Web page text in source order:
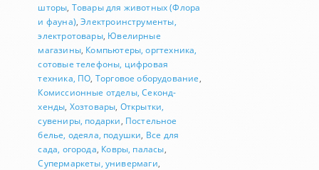
шторы, Товары для животных (Флора
и фауна),Электроинструменты,
электротовары, Ювелирные
магазины, Компьютеры, оргтехника,
сотовые телефоны, цифровая
техника, ПО, Торговое оборудование,
Комиссионные отделы, Секонд-
хенды, Хозтовары, Открытки,
сувениры, подарки, Постельное
белье, одеяла, подушки, Все для
сада, огорода, Ковры, паласы,
Супермаркеты, универмаги,